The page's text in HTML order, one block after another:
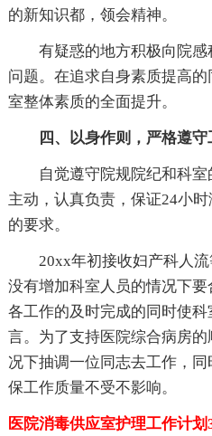
的新知识都，领会精神。
有疑惑的地方积极向院感
问题。在追求自身素质提高
室整体素质的全面提升。
四、以身作则，严格遵守
自觉遵守院规院纪和科室
主动，认真负责，保证24小
的要求。
20xx年初接收妇产科人流
没有增加科室人员的情况下
各工作的及时完成的同时使
言。为了支持医院综合病房
况下抽调一位同志去工作，
保工作质量不受不影响。
医院消毒供应室护理工作计划